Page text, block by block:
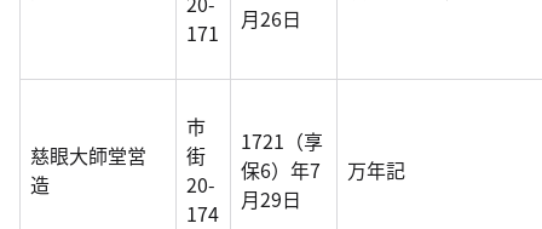
171
月26日
慈眼大師堂営
造
市
街
20-
174
1721（享
保6）年7
月29日
万年記